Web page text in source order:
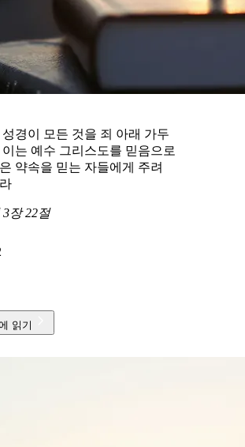
경이 모든 것을 죄 아래 가두
이는 예수 그리스도를 믿음으로
약속을 믿는 자들에게 주려
장 22절
읽기